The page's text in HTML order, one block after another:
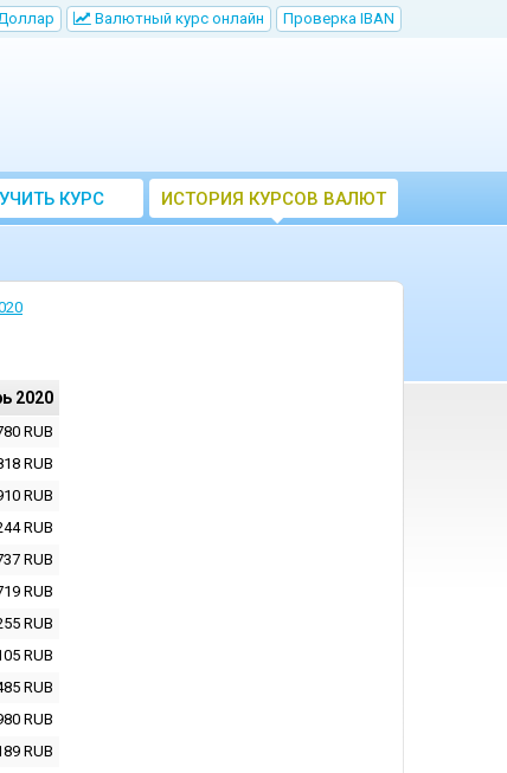
Bалютный курс онлайн Проверка IBAN
КУРС
ЦБ
ИСТОРИЯ КУРСОВ ВАЛЮТ
ЦБ РФ
2020
RUB
RUB
RUB
RUB
RUB
RUB
RUB
RUB
RUB
RUB
RUB